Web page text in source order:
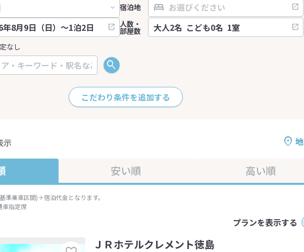
宿泊地
なし
人数・
部屋数
こだわり条件を追加する
示
安い順 高い順
乗車区間)＋宿泊代金となります。
車指定席
プランを表示する
ＪＲホテルクレメント徳島